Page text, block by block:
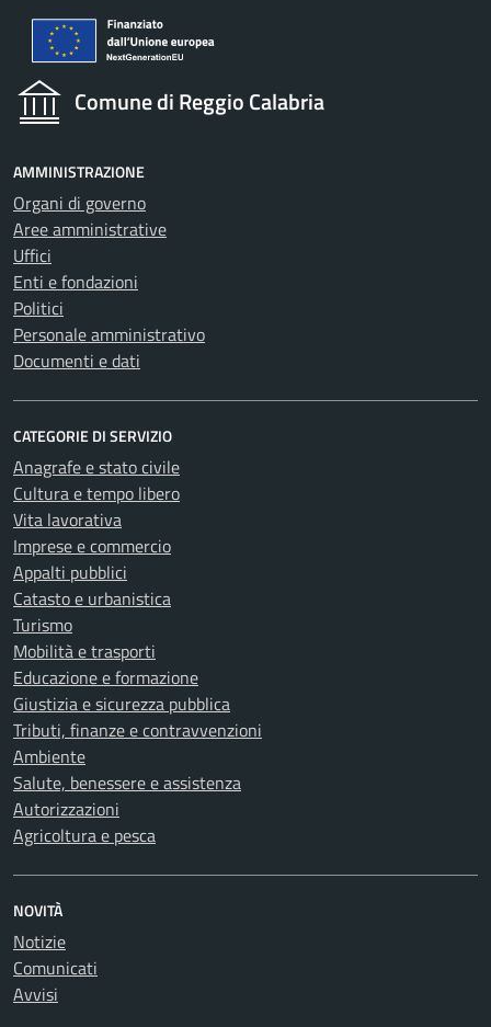
Comune di Reggio Calabria
AMMINISTRAZIONE
Organi di governo
Aree amministrative
Uffici
Enti e fondazioni
Politici
Personale amministrativo
Documenti e dati
CATEGORIE DI SERVIZIO
Anagrafe e stato civile
Cultura e tempo libero
Vita lavorativa
Imprese e commercio
Appalti pubblici
Catasto e urbanistica
Turismo
Mobilità e trasporti
Educazione e formazione
Giustizia e sicurezza pubblica
Tributi, finanze e contravvenzioni
Ambiente
Salute, benessere e assistenza
Autorizzazioni
Agricoltura e pesca
NOVITÀ
Notizie
Comunicati
Avvisi